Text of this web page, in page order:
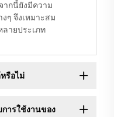
กนี้ยังมีความ
ๆ จึงเหมาะสม
ายประเภท
รือไม่
ารใช้งานของ